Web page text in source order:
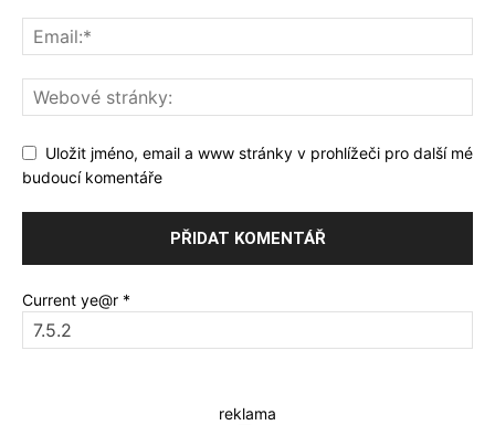
Uložit jméno, email a www stránky v prohlížeči pro další mé
budoucí komentáře
Current ye@r *
reklama